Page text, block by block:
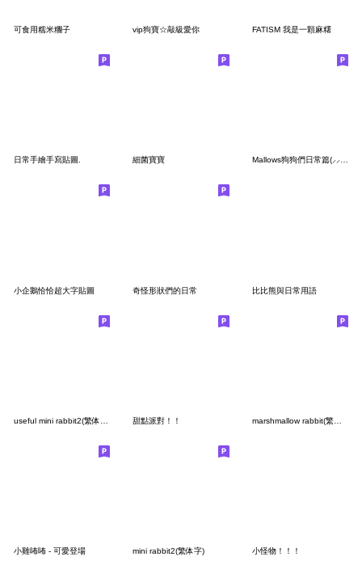
可食用糯米糰子 vip狗寶☆敲級愛你 FATISM 我是一顆麻糬
日常手繪手寫貼圖. 細菌寶寶 Mallows狗狗們日常篇(⸝⸝ᐡ. ̫ .ᐡ⸝⸝)
小企鵝恰恰超大字貼圖 奇怪形狀們的日常 比比熊與日常用語
甜點派對！！ marshmallow rabbit(繁体字)
小雞咘咘 - 可愛登場 mini rabbit2(繁体字) 小怪物！！！